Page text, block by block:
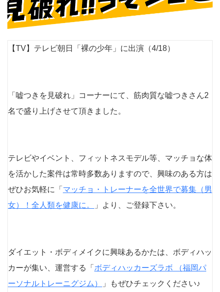
【TV】テレビ朝日「裸の少年」に出演（4/18）
「嘘つきを見破れ」コーナーにて、筋肉質な嘘つきさん2
名で盛り上げさせて頂きました。
テレビやイベント、フィットネスモデル等、マッチョな体
を活かした案件は常時多数ありますので、興味のある方は
ぜひお気軽に「 マッチョ・トレーナーを全世界で募集（男
女）！全人類を健康に。
」より、ご登録下さい。
ダイエット・ボディメイクに興味あるかたは、ボディハッ
カーが集い、運営する「 ボディハッカーズラボ （福岡パ
ーソナルトレーニグジム）
」もぜひチェックください♪